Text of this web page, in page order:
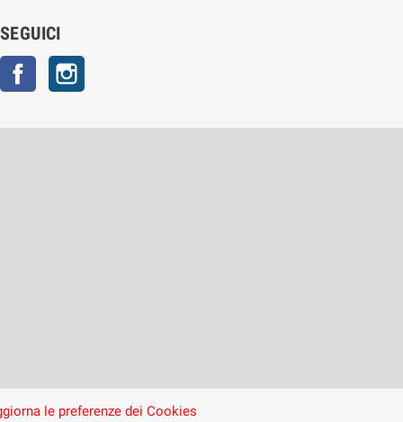
SEGUICI
Facebook
le preferenze dei Cookies